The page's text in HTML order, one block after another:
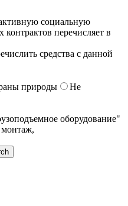
социальную
перечисляет в
средства с данной
природы
Не
оборудование"
монтаж,